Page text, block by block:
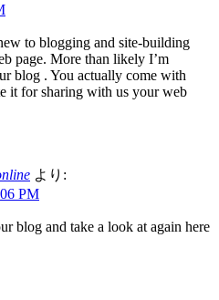
to blogging and site-building
page. More than likely I’m
blog . You actually come with
it for sharing with us your web
より:
PM
blog and take a look at again here